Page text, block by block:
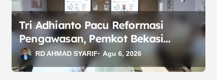
Tri Adhianto Pacu Reformasi
Pengawasan, Pemkot Bekasi
Targetkan Skor MCSP KPK Naik
RD AHMAD SYARIF Agu 6, 2026